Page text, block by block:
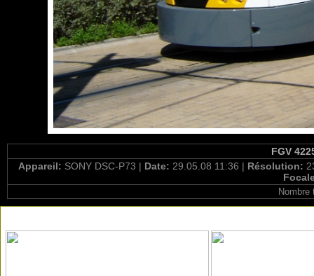
FGV
Appareil: SONY DSC-P73 | Date: 29.05.08 11:36 | Résolution: